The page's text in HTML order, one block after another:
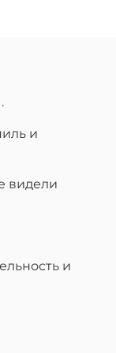
и
видели
и